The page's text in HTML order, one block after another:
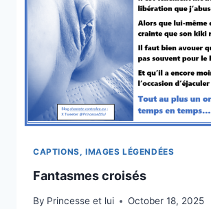
CAPTIONS, IMAGES LÉGENDÉES
Fantasmes croisés
By Princesse et lui October 18, 2025